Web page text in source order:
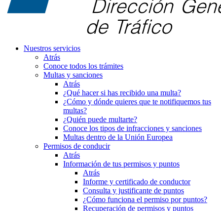
Nuestros servicios
Atrás
Conoce todos los trámites
Multas y sanciones
Atrás
¿Qué hacer si has recibido una multa?
¿Cómo y dónde quieres que te notifiquemos tus
multas?
¿Quién puede multarte?
Conoce los tipos de infracciones y sanciones
Multas dentro de la Unión Europea
Permisos de conducir
Atrás
Información de tus permisos y puntos
Atrás
Informe y certificado de conductor
Consulta y justificante de puntos
¿Cómo funciona el permiso por puntos?
Recuperación de permisos y puntos